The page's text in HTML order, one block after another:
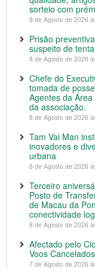
sorteio com
8 de Agosto de 2026
Prisão
suspeito de
8 de Agosto de 2026
Chefe do
tomada de
Agentes da
da associação.
8 de Agosto de 2026
Tam Vai Man
inovadores e
urbana
8 de Agosto de 2026
Terceiro
Posto de
de Macau da
conectividade
8 de Agosto de 2026
Afectado pelo
Voos Cancelados
7 de Agosto de 2026